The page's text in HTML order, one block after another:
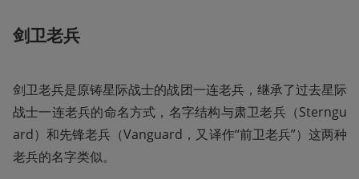
剑卫老兵
剑卫老兵是原铸星际战士的战团一连老兵，继承了过去星际
战士一连老兵的命名方式，名字结构与肃卫老兵（Sterngu
ard）和先锋老兵（Vanguard，又译作“前卫老兵”）这两种
老兵的名字类似。